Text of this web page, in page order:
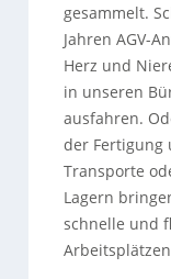
gesammelt.
Jahren AGV-
Herz und
in unseren
ausfahren.
der Fertigung
Transporte
Lagern
schnelle und